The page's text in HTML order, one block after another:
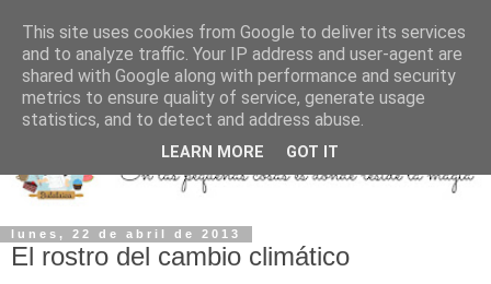
lunes, 22 de abril de 2013
El rostro del cambio climático
This site uses cookies from Google to deliver its services
and to analyze traffic. Your IP address and user-agent are
shared with Google along with performance and security
metrics to ensure quality of service, generate usage
statistics, and to detect and address abuse.
LEARN MORE GOT IT